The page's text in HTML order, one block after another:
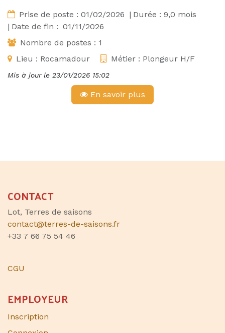
Prise de poste : 01/02/2026 | Durée : 9,0 mois
| Date de fin : 01/11/2026
Nombre de postes : 1
Lieu : Rocamadour Métier : Plongeur H/F
Mis à jour le 23/01/2026 15:02
En savoir plus
CONTACT
Lot, Terres de saisons
contact@terres-de-saisons.fr
+33 7 66 75 54 46
CGU
EMPLOYEUR
Inscription